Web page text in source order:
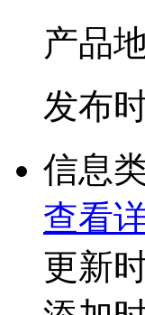
产品
发布
信息
查看
更新